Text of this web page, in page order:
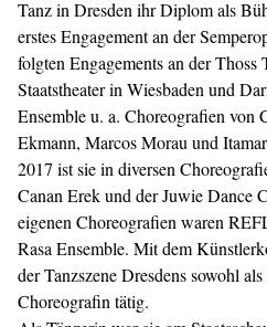
Tanz in Dresden ihr Diplom als
erstes Engagement an der
folgten Engagements an der Thoss
Staatstheater in Wiesbaden und
Ensemble u. a. Choreografien von
Ekmann, Marcos Morau und
2017 ist sie in diversen
Canan Erek und der Juwie Dance
eigenen Choreografien waren
Rasa Ensemble. Mit dem
der Tanzszene Dresdens sowohl
Choreografin tätig.